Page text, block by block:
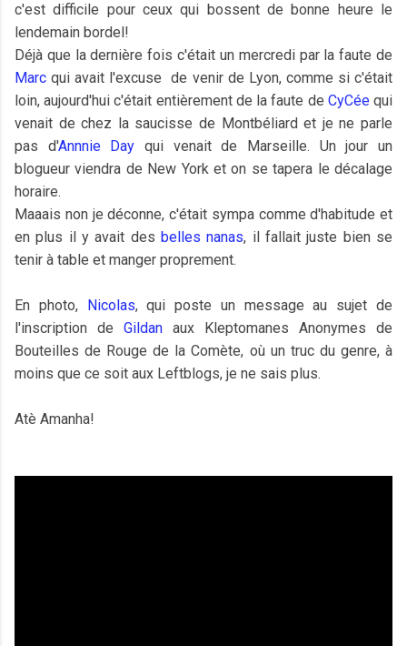
c'est difficile pour ceux qui bossent de bonne heure le
lendemain bordel!
Déjà que la dernière fois c'était un mercredi par la faute de
Marc qui avait l'excuse de venir de Lyon, comme si c'était
loin, aujourd'hui c'était entièrement de la faute de CyCéequi
venait de chez la saucisse de Montbéliard et je ne parle
pas d'Annnie Day qui venait de Marseille. Un jour un
blogueur viendra de New York et on se tapera le décalage
horaire.
Maaais non je déconne, c'était sympa comme d'habitude et
en plus il y avait des belles nanas, il fallait juste bien se
tenir à table et manger proprement.
En photo, Nicolas, qui poste un message au sujet de
l'inscription de Gildan aux Kleptomanes Anonymes de
Bouteilles de Rouge de la Comète, où un truc du genre, à
moins que ce soit aux Leftblogs, je ne sais plus.
Atè Amanha!